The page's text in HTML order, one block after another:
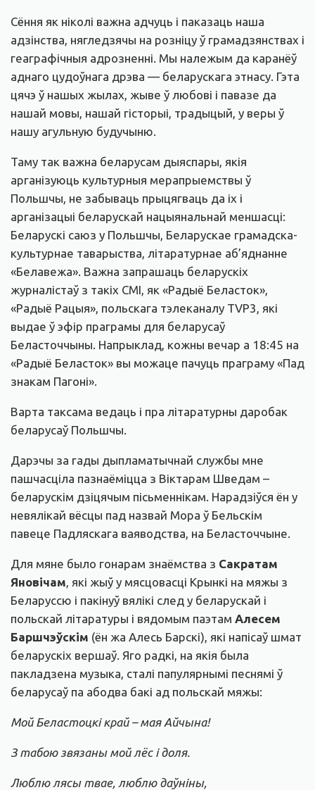
Сёння як ніколі важна адчуць і паказаць наша
адзінства, нягледзячы на розніцу ў грамадзянствах і
геаграфічныя адрозненні. Мы належым да каранёў
аднаго цудоўнага дрэва — беларускага этнасу. Гэта
цячэ ў нашых жылах, жыве ў любові і павазе да
нашай мовы, нашай гісторыі, традыцый, у веры ў
нашу агульную будучыню.
Таму так важна беларусам дыяспары, якія
арганізуюць культурныя мерапрыемствы ў
Польшчы, не забываць прыцягваць да іх і
арганізацыі беларускай нацыянальнай меншасці:
Беларускі саюз у Польшчы, Беларускае грамадска-
культурнае таварыства, літаратурнае аб’яднанне
«Белавежа». Важна запрашаць беларускіх
журналістаў з такіх СМІ, як «Радыё Беласток»,
«Радыё Рацыя», польскага тэлеканалу TVP3, які
выдае ў эфір праграмы для беларусаў
Беласточчыны. Напрыклад, кожны вечар а 18:45 на
«Радыё Беласток» вы можаце пачуць праграму «Пад
знакам Пагоні».
Варта таксама ведаць і пра літаратурны даробак
беларусаў Польшчы.
Дарэчы за гады дыпламатычнай службы мне
пашчасціла пазнаёміцца з Віктарам Шведам –
беларускім дзіцячым пісьменнікам. Нарадзіўся ён у
невялікай вёсцы пад назвай Мора ў Бельскім
павеце Падляскага ваяводства, на Беласточчыне.
Для мяне было гонарам знаёмства з Сакратам
Яновічам, які жыў у мясцовасці Крынкі на мяжы з
Беларуссю і пакінуў вялікі след у беларускай і
польскай літаратуры і вядомым паэтам Алесем
Баршчэўскім (ён жа Алесь Барскі), які напісаў шмат
беларускіх вершаў. Яго радкі, на якія была
пакладзена музыка, сталі папулярнымі песнямі ў
беларусаў па абодва бакі ад польскай мяжы:
Мой Беластоцкі край – мая Айчына!
З табою звязаны мой лёс і доля.
Люблю лясы твае, люблю даўніны,